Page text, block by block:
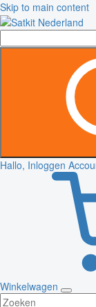
Skip to main content
Hallo, Inloggen
Winkelwagen